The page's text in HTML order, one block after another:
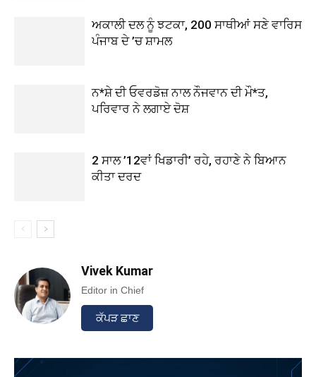
ਅਕਾਲੀ ਦਲ ਨੂੰ ਝਟਕਾ, 200 ਸਾਥੀਆਂ ਸਣੇ ਵਾਰਿਸ
ਪੰਜਾਬ ਦੇ ’ਚ ਸ਼ਾਮਲ
ਨ*ਸ਼ੇ ਦੀ ਓਵਰਡੋਜ਼ ਨਾਲ ਨੌਜਵਾਨ ਦੀ ਮੌ*ਤ,
ਪਰਿਵਾਰ ਨੇ ਲਗਾਏ ਦੋਸ਼
2 ਸਾਲ ’12ਵਾਂ ਖਿਡਾਰੀ’ ਰਹੇ, ਰਹਾਣੇ ਨੇ ਬਿਆਨ
ਕੀਤਾ ਦਰਦ
Vivek Kumar
Editor in Chief
ਕੱਪੜ ਛਾਣ